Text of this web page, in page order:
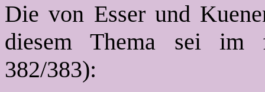
Die von Esser und
diesem Thema sei im
382/383):